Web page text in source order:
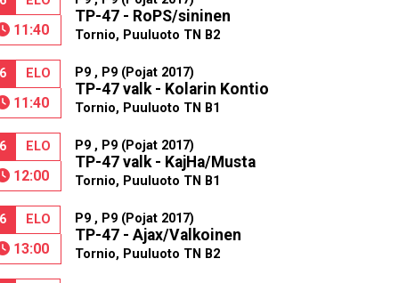
11:40
TP-47 - RoPS/sininen
Tornio, Puuluoto TN B2
ELO
11:40
P9 , P9 (Pojat 2017)
TP-47 valk - Kolarin Kontio
Tornio, Puuluoto TN B1
ELO
12:00
P9 , P9 (Pojat 2017)
TP-47 valk - KajHa/Musta
Tornio, Puuluoto TN B1
ELO
13:00
P9 , P9 (Pojat 2017)
TP-47 - Ajax/Valkoinen
Tornio, Puuluoto TN B2